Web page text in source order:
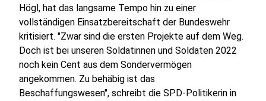
Högl, hat das langsame Tempo hin zu einer
vollständigen Einsatzbereitschaft der Bundeswehr
kritisiert. "Zwar sind die ersten Projekte auf dem Weg.
Doch ist bei unseren Soldatinnen und Soldaten 2022
noch kein Cent aus dem Sondervermögen
angekommen. Zu behäbig ist das
Beschaffungswesen", schreibt die SPD-Politikerin in